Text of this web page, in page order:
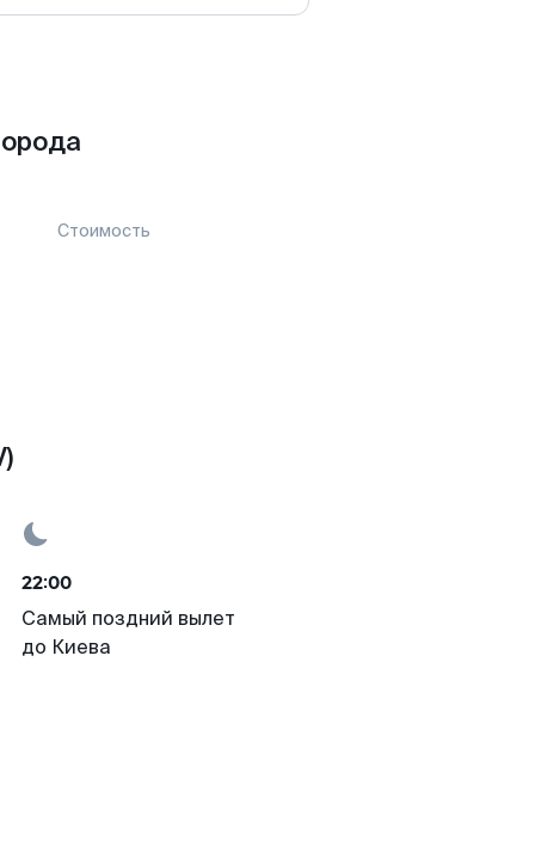
Стоимость
22:00
Самый поздний вылет
до Киева